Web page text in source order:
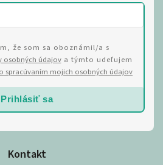
Kontakt
že som sa oboznámil/a s
osobných údajova týmto udeľujem
spracúvaním mojich osobných údajov
Prihlásiť sa